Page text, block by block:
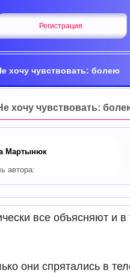
Регистрация
хочу чувствовать: болею
хочу чувствовать:
Мартынюк
автора:
все объясняют и
они спрятались в